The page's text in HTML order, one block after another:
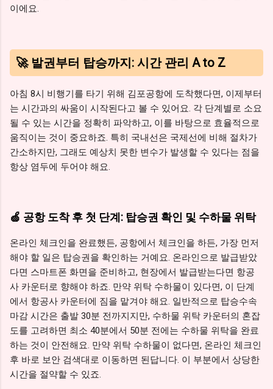
이에요.
🚀 발권부터 탑승까지: 시간 관리 A to Z
아침 8시 비행기를 타기 위해 김포공항에 도착했다면, 이제부터
는 시간과의 싸움이 시작된다고 볼 수 있어요. 각 단계별로 소요
될 수 있는 시간을 정확히 파악하고, 이를 바탕으로 효율적으로
움직이는 것이 중요하죠. 특히 국내선은 국제선에 비해 절차가
간소하지만, 그래도 예상치 못한 변수가 발생할 수 있다는 점을
항상 염두에 두어야 해요.
🍏 공항 도착 후 첫 단계: 탑승권 확인 및 수하물 위탁
온라인 체크인을 완료했든, 공항에서 체크인을 하든, 가장 먼저
해야 할 일은 탑승권을 확인하는 거예요. 온라인으로 발급받았
다면 스마트폰 화면을 준비하고, 현장에서 발급받는다면 항공
사 카운터로 향해야 하죠. 만약 위탁 수하물이 있다면, 이 단계
에서 항공사 카운터에 짐을 맡겨야 해요. 일반적으로 탑승수속
마감 시간은 출발 30분 전까지지만, 수하물 위탁 카운터의 혼잡
도를 고려하면 최소 40분에서 50분 전에는 수하물 위탁을 완료
하는 것이 안전해요. 만약 위탁 수하물이 없다면, 온라인 체크인
후 바로 보안 검색대로 이동하면 된답니다. 이 부분에서 상당한
시간을 절약할 수 있죠.